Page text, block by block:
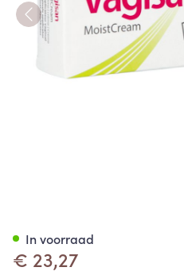
€ 23,27
In voorraad